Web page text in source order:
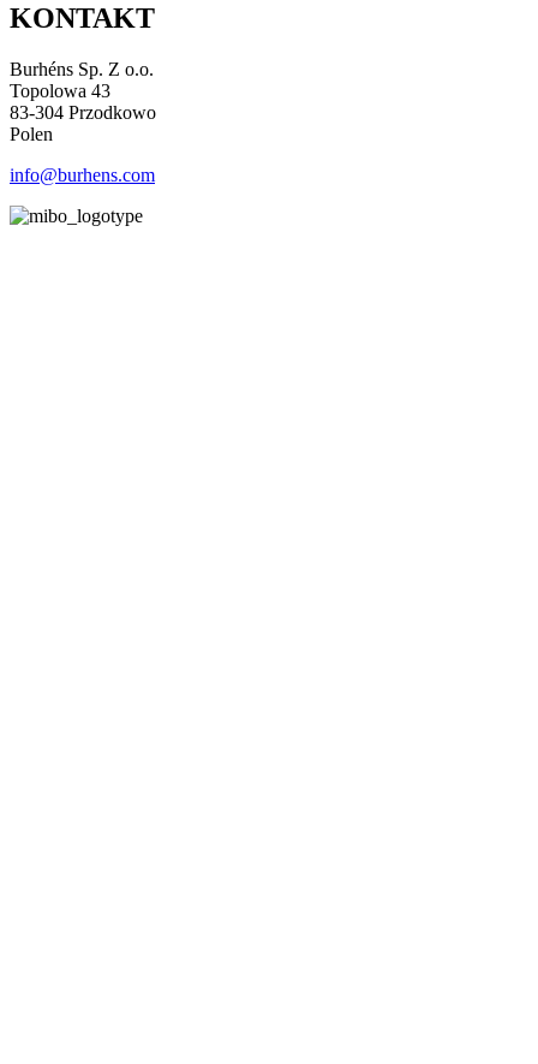
KONTAKT
Burhéns Sp. Z o.o.
Topolowa 43
83-304 Przodkowo
Polen
info@burhens.com